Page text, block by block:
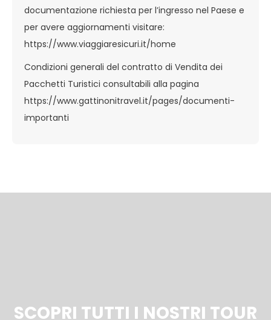
documentazione richiesta per l’ingresso nel Paese e
per avere aggiornamenti visitare:
https://www.viaggiaresicuri.it/home
Condizioni generali del contratto di Vendita dei
Pacchetti Turistici consultabili alla pagina
https://www.gattinonitravel.it/pages/documenti-
importanti
SCOPRI TUTTI I NOSTRI TOUR